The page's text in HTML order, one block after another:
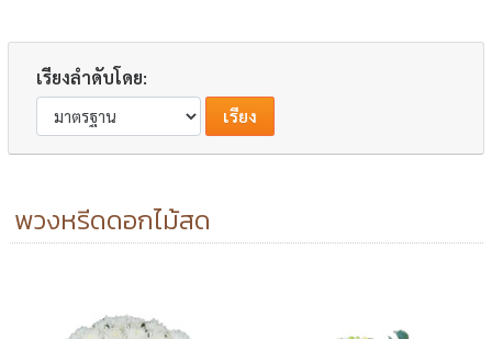
เรียงลำดับโดย:
พวงหรีดดอกไม้สด